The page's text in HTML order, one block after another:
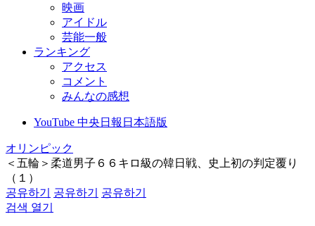
映画
アイドル
芸能一般
ランキング
アクセス
コメント
みんなの感想
YouTube 中央日報日本語版
オリンピック
＜五輪＞柔道男子６６キロ級の韓日戦、史上初の判定覆り
（１）
공유하기
공유하기
공유하기
검색 열기